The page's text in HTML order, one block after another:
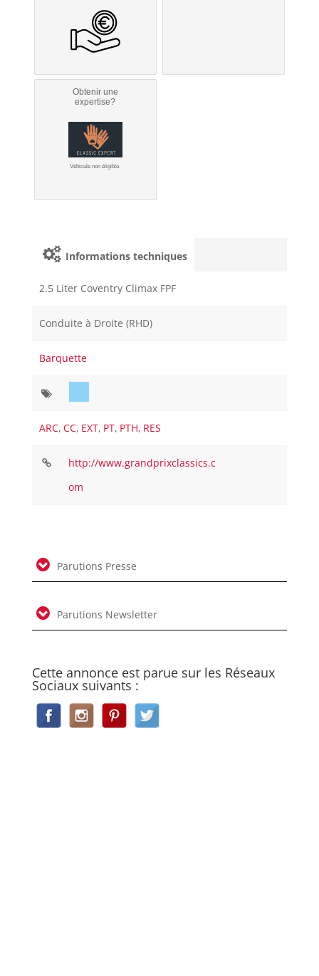
Obtenir une
expertise?
Véhicule non éligible.
Informations techniques
2.5 Liter Coventry Climax FPF
Conduite à Droite (RHD)
Barquette
ARC, CC, EXT, PT, PTH, RES
http://www.grandprixclassics.c
om
Parutions Presse
Parutions Newsletter
Cette annonce est parue sur les Réseaux
Sociaux suivants :